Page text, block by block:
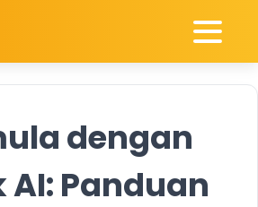
dengan
AI: Panduan